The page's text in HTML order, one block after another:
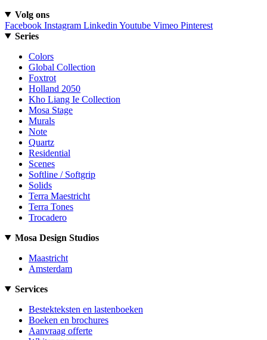
Volg ons
Facebook Instagram Linkedin Youtube Vimeo Pinterest
Series
Colors
Global Collection
Foxtrot
Holland 2050
Kho Liang Ie Collection
Mosa Stage
Murals
Note
Quartz
Residential
Scenes
Softline / Softgrip
Solids
Terra Maestricht
Terra Tones
Trocadero
Mosa Design Studios
Maastricht
Amsterdam
Services
Bestekteksten en lastenboeken
Boeken en brochures
Aanvraag offerte